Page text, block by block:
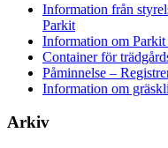
Information från
Parkit
Information om
Container för
Påminnelse –
Information om
Arkiv